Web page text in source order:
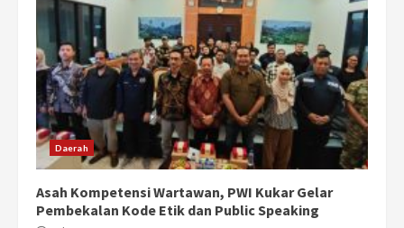
Daerah
Asah Kompetensi Wartawan, PWI Kukar Gelar
Pembekalan Kode Etik dan Public Speaking